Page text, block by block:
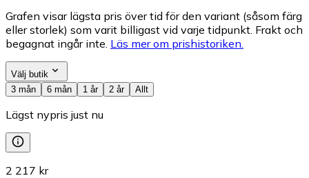
Grafen visar lägsta pris över tid för den variant (såsom färg
eller storlek) som varit billigast vid varje tidpunkt. Frakt och
begagnat ingår inte. Läs mer om prishistoriken.
Välj butik
3 mån
6 mån 1 år 2 år Allt
Lägst nypris just nu
2 217 kr